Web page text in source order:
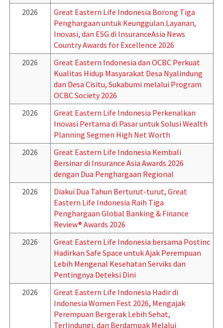
2026
Great Eastern Life Indonesia Borong Tiga
Penghargaan untuk Keunggulan Layanan,
Inovasi, dan ESG di InsuranceAsia News
Country Awards for Excellence 2026
2026
Great Eastern Indonesia dan OCBC Perkuat
Kualitas Hidup Masyarakat Desa Nyalindung
dan Desa Cisitu, Sukabumi melalui Program
OCBC Society 2026
2026
Great Eastern Life Indonesia Perkenalkan
Inovasi Pertama di Pasar untuk Solusi Wealth
Planning Segmen High Net Worth
2026
Great Eastern Life Indonesia Kembali
Bersinar di Insurance Asia Awards 2026
dengan Dua Penghargaan Regional
2026
Diakui Dua Tahun Berturut-turut, Great
Eastern Life Indonesia Raih Tiga
Penghargaan Global Banking & Finance
Review® Awards 2026
2026
Great Eastern Life Indonesia bersama Postinc
Hadirkan Safe Space untuk Ajak Perempuan
Lebih Mengenal Kesehatan Serviks dan
Pentingnya Deteksi Dini
2026
Great Eastern Life Indonesia Hadir di
Indonesia Women Fest 2026, Mengajak
Perempuan Bergerak Lebih Sehat,
Terlindungi, dan Berdampak Melalui